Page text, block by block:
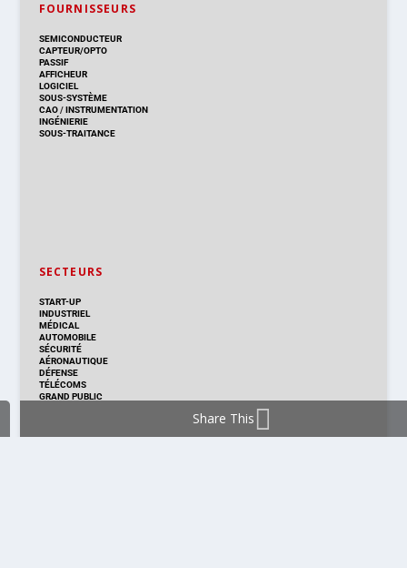
FOURNISSEURS
SEMICONDUCTEUR
CAPTEUR/OPTO
PASSIF
AFFICHEUR
LOGICIEL
SOUS-SYSTÈME
CAO/INSTRUMENTATION
INGÉNIERIE
SOUS-TRAITANCE
SECTEURS
START-UP
INDUSTRIEL
MÉDICAL
AUTOMOBILE
SÉCURITÉ
AÉRONAUTIQUE
DÉFENSE
TÉLÉCOMS
GRAND PUBLIC
Share This